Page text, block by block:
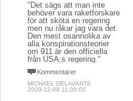
"Det sägs att man inte
behöver vara raketforskare
för att sköta en regering
men nu råkar jag vara det.
Den mest osannolika av
alla konspirationsteorier
om 911 är den officiella
från USA:s regering."
Kommentarer
MICHAEL DELAVANTE
2009-12-09 11:05:00